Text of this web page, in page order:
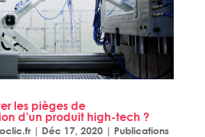
les pièges de
d’un produit high-tech ?
| Déc 17, 2020| Publications